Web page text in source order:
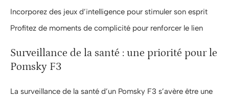
Incorporez des jeux d’intelligence pour stimuler son esprit
Profitez de moments de complicité pour renforcer le lien
Surveillance de la santé : une priorité pour le
Pomsky F3
La surveillance de la santé d’un Pomsky F3 s’avère être une